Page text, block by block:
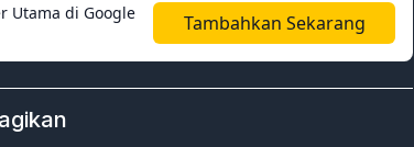
Utama di Google
Tambahkan Sekarang